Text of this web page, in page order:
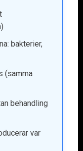
bakterier,
(samma
behandling
var